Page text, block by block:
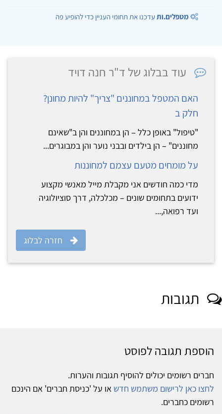
מטפלים.ותעדכנו את תחומי העניין כדי להופיע פה
עוד בבלוג של ד"ר חנה דויד
האם המטפל במחוננים "צריך" להיות מחונן?
חלק ב
"טיפול" באופן כלל – הן במחוננים והן ב"שאינם
מחוננים" – הן בילדים ובבני נוער והן במבוגרים...
על מומחים מטעם עצמם למחוננות
מדי כמה חודשים אני מקבלת מייל מאנשי מקצוע
ידועים בתחומים שונים – מכלכלה, דרך סוציולוגיה
ועד רפואה,...
חזרה לבלוג
תגובות
הוספת תגובה לפוסט
חברים רשומים יכולים להוסיף תגובות והערות.
לחצו כאן לרישום משתמש חדש או על 'כניסת חברים' אם הינכם
רשומים כחברים.